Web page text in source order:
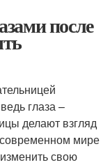
после
глаза –
делают взгляд
мире
свою